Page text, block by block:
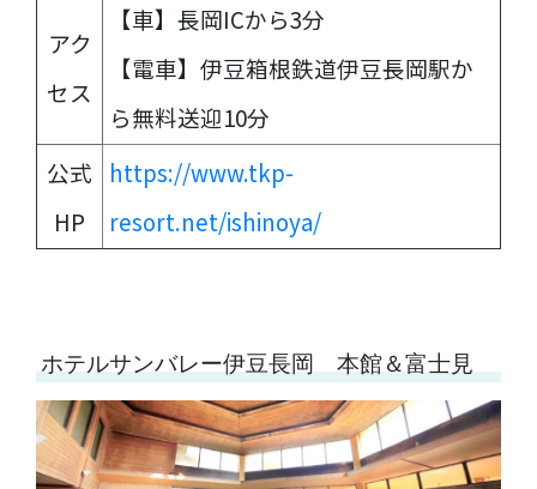
アク
セス
【車】長岡ICから3分
【電車】伊豆箱根鉄道伊豆長岡駅か
ら無料送迎10分
公式
HP
https://www.tkp-
resort.net/ishinoya/
ホテルサンバレー伊豆長岡 本館＆富士見